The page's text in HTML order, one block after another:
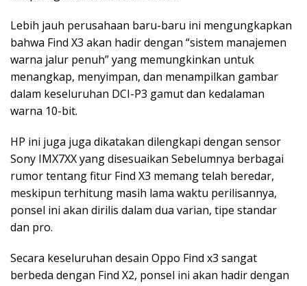
Lebih jauh perusahaan baru-baru ini mengungkapkan
bahwa Find X3 akan hadir dengan “sistem manajemen
warna jalur penuh” yang memungkinkan untuk
menangkap, menyimpan, dan menampilkan gambar
dalam keseluruhan DCI-P3 gamut dan kedalaman
warna 10-bit.
HP ini juga juga dikatakan dilengkapi dengan sensor
Sony IMX7XX yang disesuaikan Sebelumnya berbagai
rumor tentang fitur Find X3 memang telah beredar,
meskipun terhitung masih lama waktu perilisannya,
ponsel ini akan dirilis dalam dua varian, tipe standar
dan pro.
Secara keseluruhan desain Oppo Find x3 sangat
berbeda dengan Find X2, ponsel ini akan hadir dengan